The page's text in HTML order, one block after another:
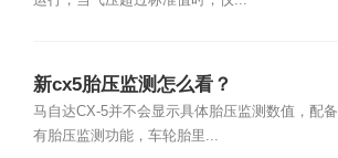
新cx5胎压监测怎么看？
马自达CX-5并不会显示具体胎压监测数值，配备
有胎压监测功能，车轮胎里...